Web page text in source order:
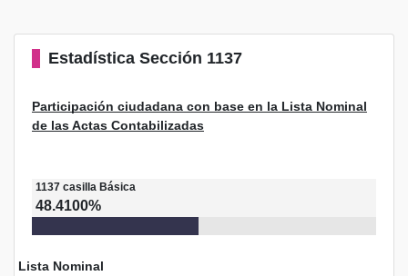
Estadística Sección 1137
Participación ciudadana con base en la Lista Nominal
de las Actas Contabilizadas
1137 casilla Básica
48.4100%
Lista Nominal